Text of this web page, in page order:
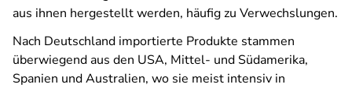
aus ihnen hergestellt werden, häufig zu Verwechslungen.
Nach Deutschland importierte Produkte stammen
überwiegend aus den USA, Mittel- und Südamerika,
Spanien und Australien, wo sie meist intensiv in